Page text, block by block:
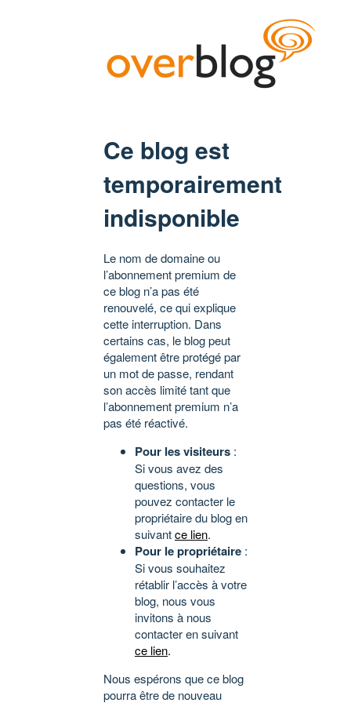
Ce blog est
temporairement
indisponible
Le nom de domaine ou
l’abonnement premium de
ce blog n’a pas été
renouvelé, ce qui explique
cette interruption. Dans
certains cas, le blog peut
également être protégé par
un mot de passe, rendant
son accès limité tant que
l’abonnement premium n’a
pas été réactivé.
Pour les visiteurs :
Si vous avez des
questions, vous
pouvez contacter le
propriétaire du blog en
suivantce lien.
Pour le propriétaire :
Si vous souhaitez
rétablir l’accès à votre
blog, nous vous
invitons à nous
contacter en suivant
ce lien.
Nous espérons que ce blog
pourra être de nouveau